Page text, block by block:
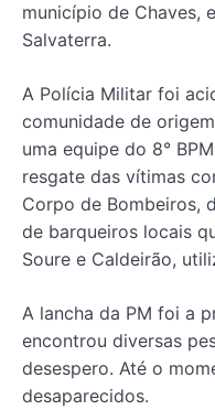
município de Chaves,
Salvaterra.
A Polícia Militar foi
comunidade de
uma equipe do 8°
resgate das vítimas
Corpo de Bombeiros,
de barqueiros locais
Soure e Caldeirão,
A lancha da PM foi a
encontrou diversas
desespero. Até o
desaparecidos.